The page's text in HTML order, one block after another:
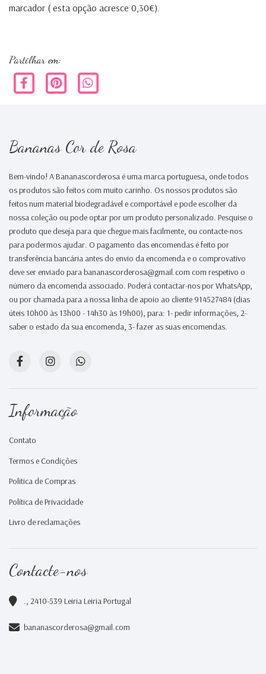
marcador ( esta opção acresce 0,30€).
Partilhar em:
Bananas Cor de Rosa
Bem-vindo! A Bananascorderosa é uma marca portuguesa, onde todos
os produtos são feitos com muito carinho. Os nossos produtos são
feitos num material biodegradável e comportável e pode escolher da
nossa coleção ou pode optar por um produto personalizado. Pesquise o
produto que deseja para que chegue mais facilmente, ou contacte-nos
para podermos ajudar. O pagamento das encomendas é feito por
transferência bancária antes do envio da encomenda e o comprovativo
deve ser enviado para bananascorderosa@gmail.com com respetivo o
número da encomenda associado. Poderá contactar-nos por WhatsApp,
ou por chamada para a nossa linha de apoio ao cliente 914527484 (dias
úteis 10h00 às 13h00 - 14h30 às 19h00), para: 1- pedir informações, 2-
saber o estado da sua encomenda, 3- fazer as suas encomendas.
Informação
Contato
Termos e Condições
Politica de Compras
Política de Privacidade
Livro de reclamações
Contacte-nos
., 2410-539 Leiria Leiria Portugal
bananascorderosa@gmail.com